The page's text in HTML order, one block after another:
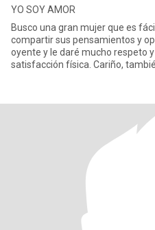
YO SOY AMOR
Busco una gran mujer que es
compartir sus pensamientos y
oyente y le daré mucho respeto
satisfacción física. Cariño,